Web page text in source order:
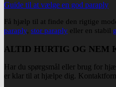
Guide til at vælge en god paraply
Få hjælp til at finde den rigtige
paraply, stor paraply eller en stabil
ALTID HURTIG OG NEM
Har du spørgsmål eller brug for
er klar til at hjælpe dig.